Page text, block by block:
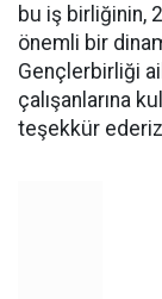
bu iş birliğinin,
önemli bir
Gençlerbirliği
çalışanlarına
teşekkür